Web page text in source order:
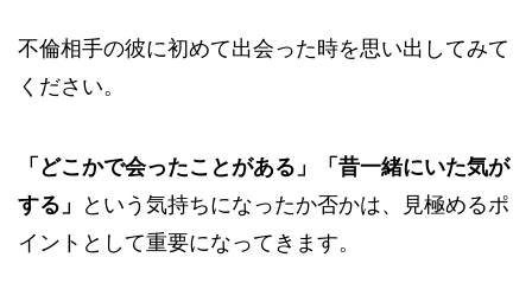
不倫相手の彼に初めて出会った時を思い出してみて
ください。
「どこかで会ったことがある」「昔一緒にいた気が
する」
という気持ちになったか否かは、見極めるポ
イントとして重要になってきます。